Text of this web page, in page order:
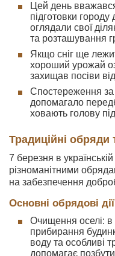
Цей день
підготовки городу
оглядали свої
та розташування
Якщо сніг ще
хороший урожай
захищав посіви
Спостереження
допомагало
ховають голову
Традиційні обряди
7 березня в
різноманітними
на забезпечення
Основні обрядові дії
Очищення оселі:
прибирання
воду та особливі
допомагає